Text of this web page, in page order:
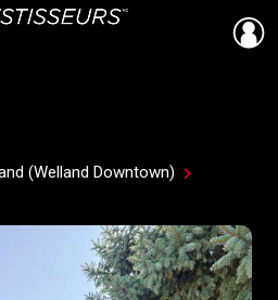
(Welland Downtown)